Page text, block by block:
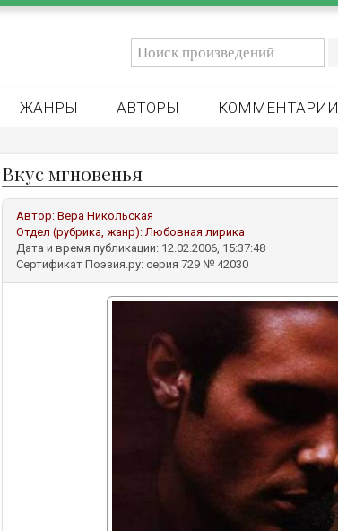
ЖАНРЫ АВТОРЫ КОММЕНТАРИИ
Вкус мгновенья
Автор: Вера Никольская
Отдел (рубрика, жанр):Любовная лирика
Дата и время публикации: 12.02.2006, 15:37:48
Сертификат Поэзия.ру: серия 729 № 42030